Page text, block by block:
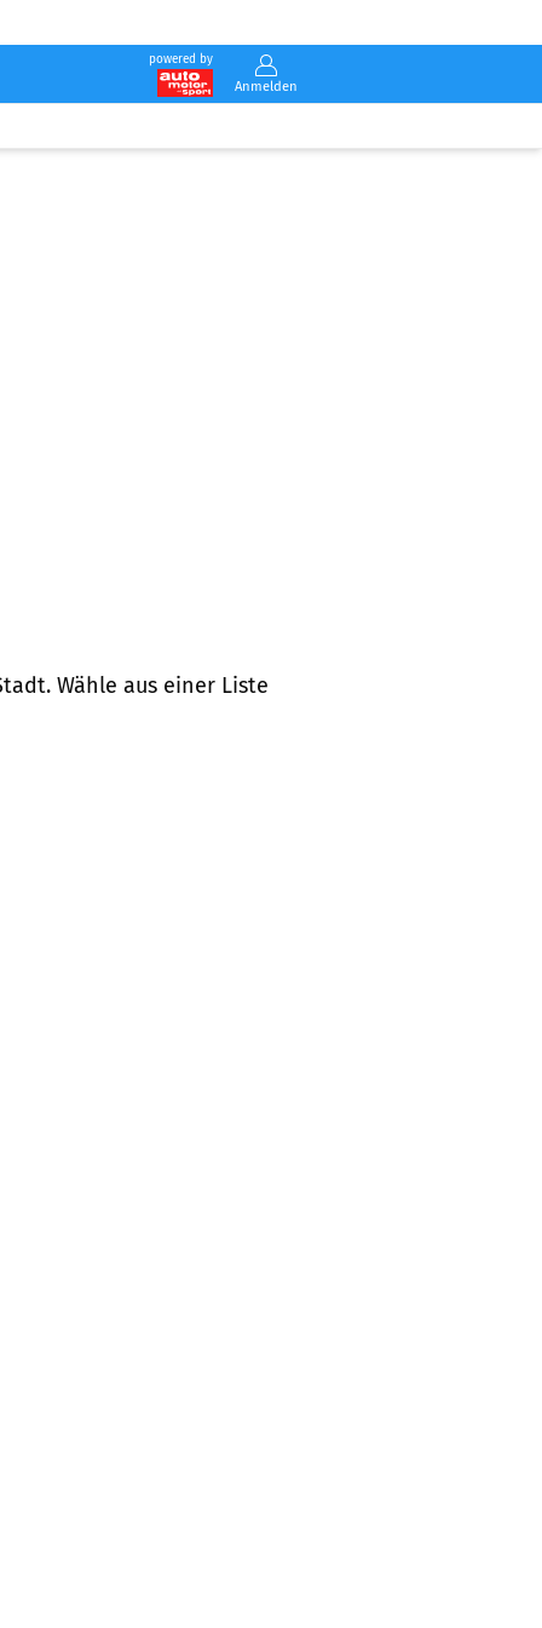
powered by
Anmelden
Wähle aus einer Liste